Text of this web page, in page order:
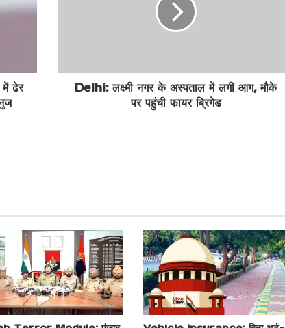
ढेर
Delhi: लक्ष्मी नगर के अस्पताल में लगी आग, मौके
पर पहुंची फायर ब्रिगेड